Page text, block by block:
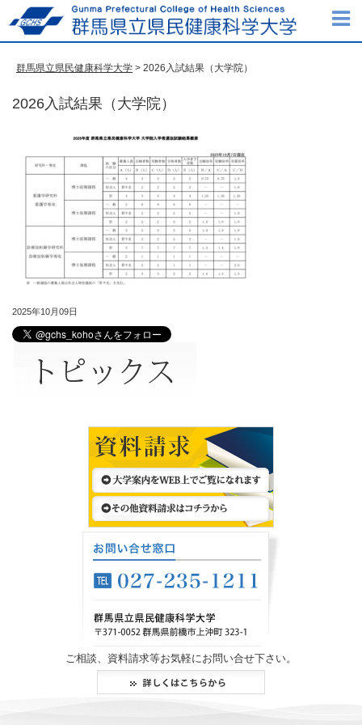
群馬県立県民健康科学大学 > 2026入試結果（大学院）
2026入試結果（大学院）
2025年10月09日
ご相談、資料請求等お気軽にお問い合せ下さい。